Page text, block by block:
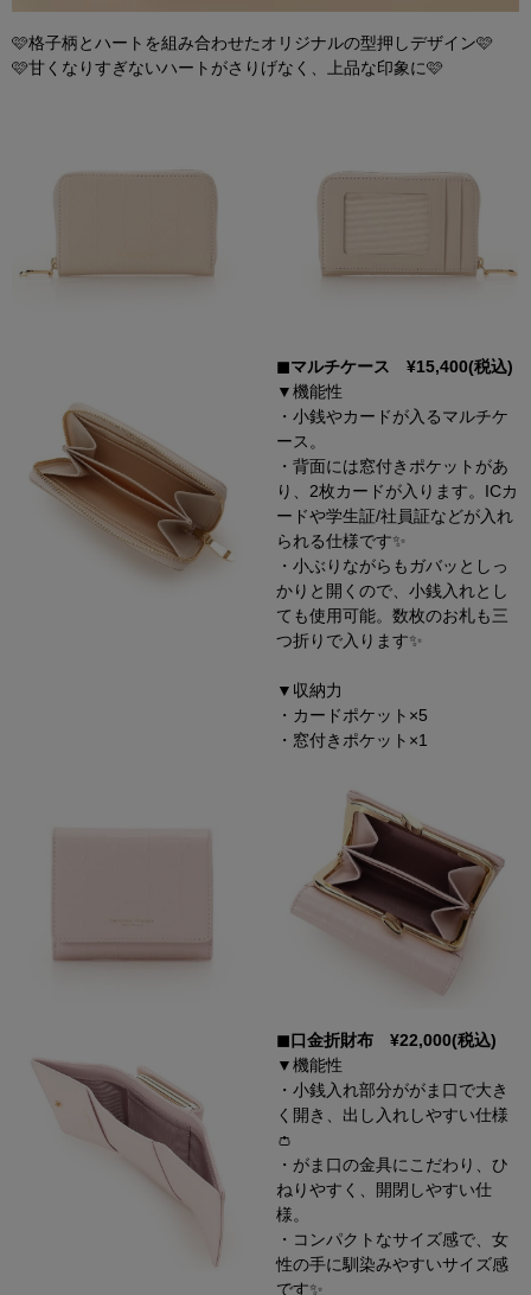
🩷格子柄とハートを組み合わせたオリジナルの型押しデザイン🩷
🩷甘くなりすぎないハートがさりげなく、上品な印象に🩷
◼︎マルチケース ¥15,400(税込)
▼機能性
・小銭やカードが入るマルチケ
ース。
・背面には窓付きポケットがあ
り、2枚カードが入ります。ICカ
ードや学生証/社員証などが入れ
られる仕様です✨
・小ぶりながらもガバッとしっ
かりと開くので、小銭入れとし
ても使用可能。数枚のお札も三
つ折りで入ります✨
▼収納力
・カードポケット×5
・窓付きポケット×1
◼︎口金折財布 ¥22,000(税込)
▼機能性
・小銭入れ部分ががま口で大き
く開き、出し入れしやすい仕様
👛
・がま口の金具にこだわり、ひ
ねりやすく、開閉しやすい仕
様。
・コンパクトなサイズ感で、女
性の手に馴染みやすいサイズ感
です✨